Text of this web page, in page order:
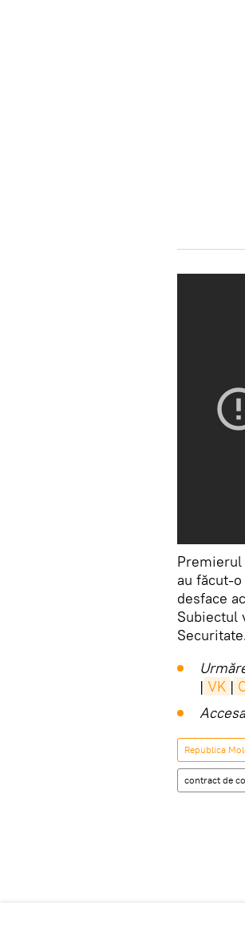
au făcut-
desface
Subiectul
| VK |
Republica
contract de